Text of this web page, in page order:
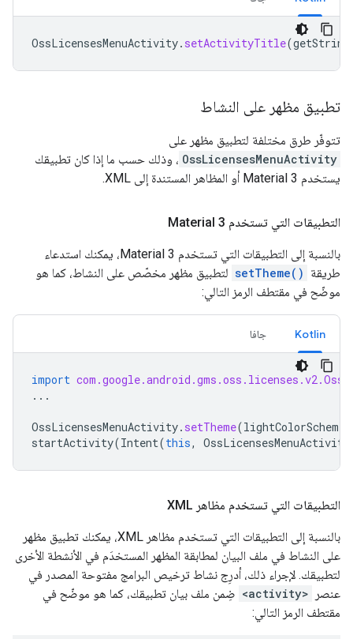
OssLicensesMenuActivity. setActivityTitle(getString
تطبيق مظهر على النشاط
تتوفّر طرق مختلفة لتطبيق مظهر على
OssLicensesMenuActivity ، وذلك حسب ما إذا كان تطبيقك
يستخدم Material 3 أو المظاهر المستندة إلى XML.
التطبيقات التي تستخدم Material 3
بالنسبة إلى التطبيقات التي تستخدم Material 3، يمكنك استدعاء
طريقة setTheme() لتطبيق مظهر مخصّص على النشاط، كما هو
موضّح في مقتطف الرمز التالي:
Kotlin جافا
import
...
OssLicensesMenuActivity. setTheme(lightColorScheme
startActivity(Intent(this, OssLicensesMenuActivity
التطبيقات التي تستخدم مظاهر XML
بالنسبة إلى التطبيقات التي تستخدم مظاهر XML، يمكنك تطبيق مظهر
على النشاط في ملف البيان لمطابقة المظهر المستخدَم في الأنشطة الأخرى
لتطبيقك. لإجراء ذلك، أدرِج نشاط ترخيص البرامج مفتوحة المصدر في
عنصر
<activity> ضِمن ملف بيان تطبيقك، كما هو موضّح في
مقتطف الرمز التالي: